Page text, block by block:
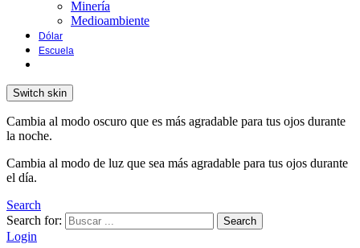
Minería
Medioambiente
Dólar
Escuela
Switch skin
Cambia al modo oscuro que es más agradable para tus ojos durante
la noche.
Cambia al modo de luz que sea más agradable para tus ojos durante
el día.
Search
Search for:
Search
Login